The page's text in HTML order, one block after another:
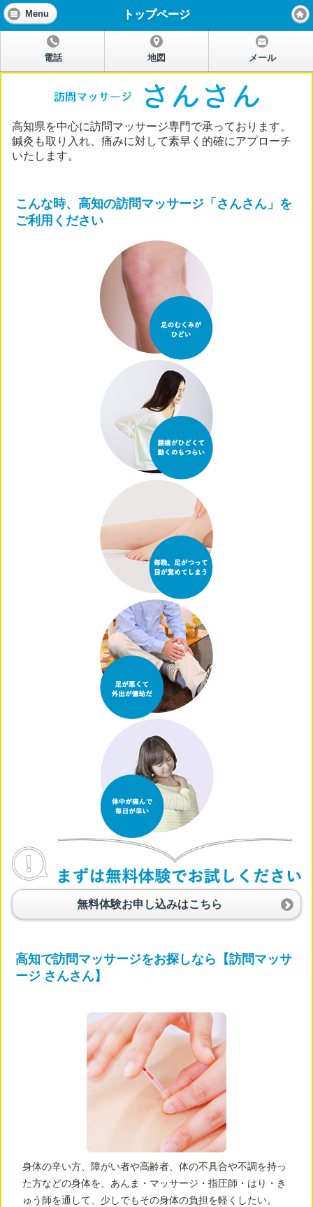
Menu トップページ
電話 地図 メール
高知県を中心に訪問マッサージ専門で承っております。
鍼灸も取り入れ、痛みに対して素早く的確にアプローチ
いたします。
こんな時、高知の訪問マッサージ「さんさん」を
ご利用ください
無料体験お申し込みはこちら
高知で訪問マッサージをお探しなら【訪問マッサ
ージ さんさん】
身体の辛い方、障がい者や高齢者、体の不具合や不調を持っ
た方などの身体を、あんま・マッサージ・指圧師・はり・き
ゅう師を通して、少しでもその身体の負担を軽くしたい。